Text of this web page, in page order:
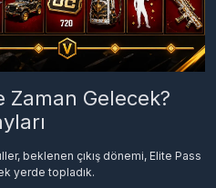
Zaman Gelecek?
beklenen çıkış dönemi, Elite Pass
yerde topladık.